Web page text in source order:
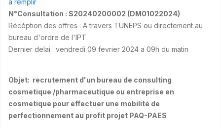
N°Consultation : S20240200002 (DM01022024)
Récéption des offres : A travers TUNEPS ou directement au
bureau d'ordre de l'IPT
Dernier delai : vendredi 09 fevrier 2024 a 09h du matin
Objet: recrutement d'un bureau de consulting
cosmetique /pharmaceutique ou entreprise en
cosmetique pour effectuer une mobilité de
perfectionnement au profit projet PAQ-PAES